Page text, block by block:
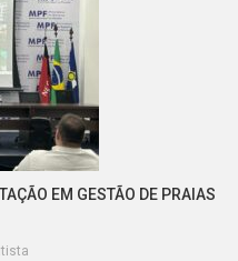
EM GESTÃO DE PRAIAS